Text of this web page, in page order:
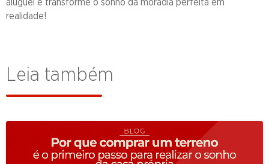
realidade!
Leia também